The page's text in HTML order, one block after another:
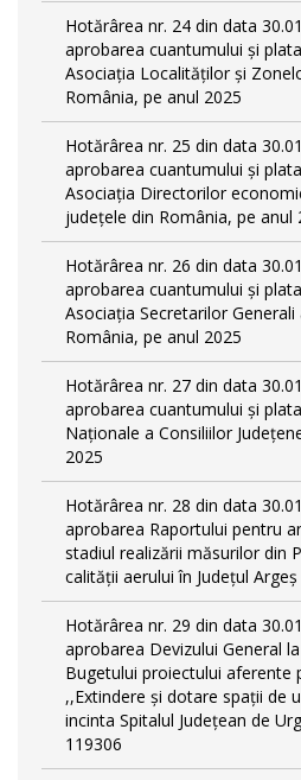
Hotărârea nr. 24 din data
aprobarea cuantumului și
Asociația Localităților și
România, pe anul 2025
Hotărârea nr. 25 din data
aprobarea cuantumului și
Asociația Directorilor
județele din România, pe anul
Hotărârea nr. 26 din data
aprobarea cuantumului și
Asociația Secretarilor Generali
România, pe anul 2025
Hotărârea nr. 27 din data
aprobarea cuantumului și
Naționale a Consiliilor
2025
Hotărârea nr. 28 din data
aprobarea Raportului pentru
stadiul realizării măsurilor din
calității aerului în Județul Argeș
Hotărârea nr. 29 din data
aprobarea Devizului General
Bugetului proiectului aferente
,,Extindere și dotare spații de
incinta Spitalul Județean de
119306